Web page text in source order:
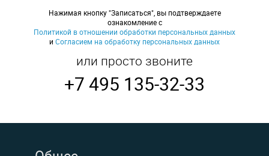
Нажимая кнопку "Записаться", вы подтверждаете
ознакомление с
Политикой в отношении обработки персональных данных
и Согласием на обработку персональных данных
или просто звоните
+7 495 135-32-33